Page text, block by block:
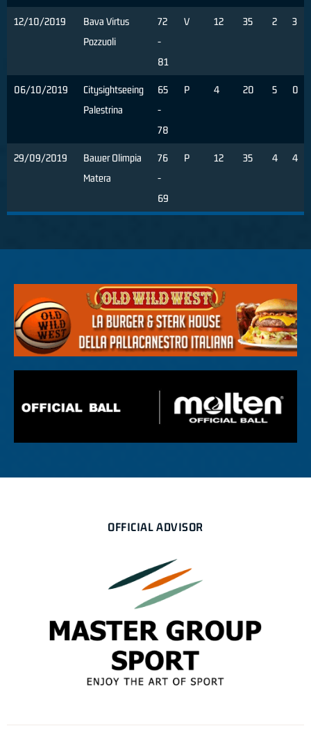
12/10/2019
Bava Virtus
Pozzuoli
72
-
81
V 12 35 2 3
06/10/2019
Citysightseeing
Palestrina
65
-
78
P 4 20 5 0
29/09/2019
Bawer Olimpia
Matera
76
-
69
P 12 35 4 4
OFFICIAL ADVISOR